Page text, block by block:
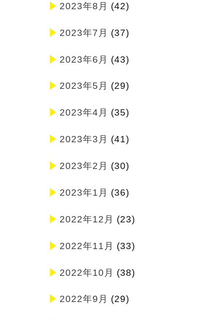
2023年8月 (42)
2023年7月 (37)
2023年6月 (43)
2023年5月 (29)
2023年4月 (35)
2023年3月 (41)
2023年2月 (30)
2023年1月 (36)
2022年12月 (23)
2022年11月 (33)
2022年10月 (38)
2022年9月 (29)